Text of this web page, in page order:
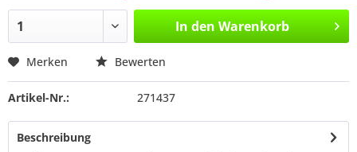
In den Warenkorb
Merken Bewerten
Artikel-Nr.: 271437
Beschreibung